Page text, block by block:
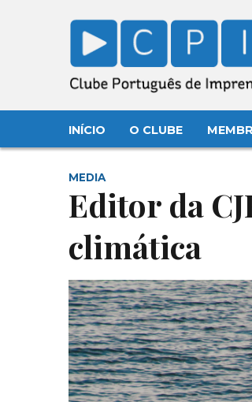
INÍCIO O CLUBE
MEDIA
Editor da
climática